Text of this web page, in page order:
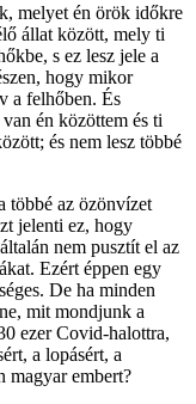
melyet én örök időkre
állat között, mely ti
s ez lesz jele a
hogy mikor
a felhőben. És
én közöttem és ti
és nem lesz többé
többé az özönvízet
jelenti ez, hogy
nem pusztít el az
Ezért éppen egy
De ha minden
mit mondjunk a
ezer Covid-halottra,
a lopásért, a
magyar embert?